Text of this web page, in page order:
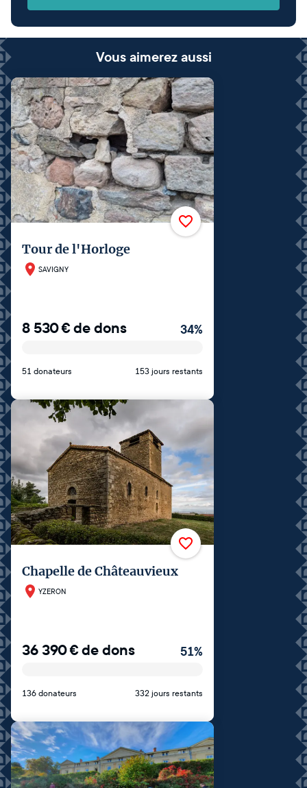
Vous aimerez aussi
Tour de l'Horloge
SAVIGNY
8 530€de dons 34%
51 donateurs 153 jours restants
Chapelle de Châteauvieux
YZERON
36 390€de dons 51%
136 donateurs 332 jours restants